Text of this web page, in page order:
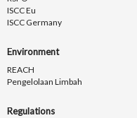
ISCC Eu
ISCC Germany
Environment
REACH
Pengelolaan Limbah
Regulations